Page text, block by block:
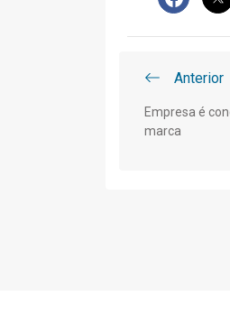
Anterior
Empresa é
marca